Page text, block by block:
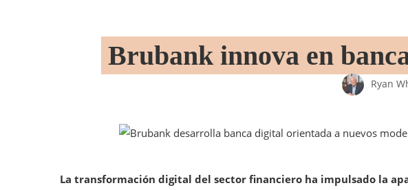
Brubank innova en
Ryan
La transformación digital del sector financiero ha impulsado la